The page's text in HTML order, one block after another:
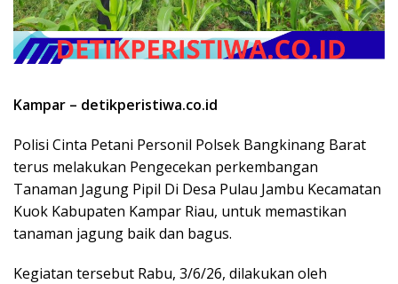
Kampar – detikperistiwa.co.id
Polisi Cinta Petani Personil Polsek Bangkinang Barat
terus melakukan Pengecekan perkembangan
Tanaman Jagung Pipil Di Desa Pulau Jambu Kecamatan
Kuok Kabupaten Kampar Riau, untuk memastikan
tanaman jagung baik dan bagus.
Kegiatan tersebut Rabu, 3/6/26, dilakukan oleh